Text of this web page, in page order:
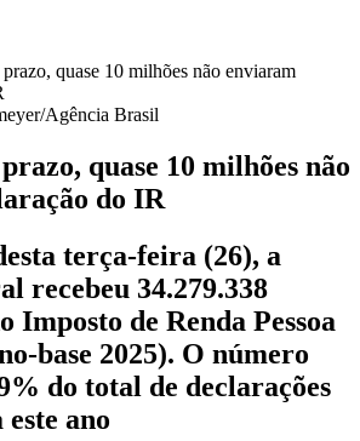
Agência Brasil
quase 10 milhões não
do IR
terça-feira (26), a
recebeu 34.279.338
Imposto de Renda Pessoa
base 2025). O número
do total de declarações
ano